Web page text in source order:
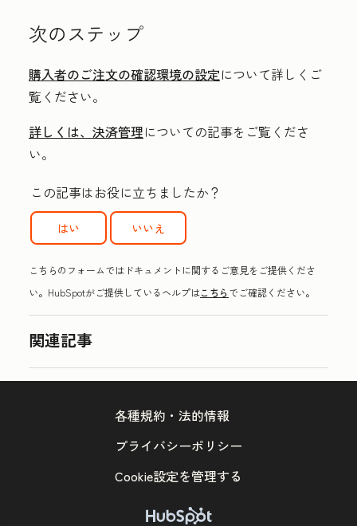
次のステップ
購入者のご注文の確認環境の設定について詳しくご
覧ください。
詳しくは、決済管理についての記事をご覧くださ
い。
この記事はお役に立ちましたか？
はい いいえ
こちらのフォームではドキュメントに関するご意見をご提供くださ
い。HubSpotがご提供しているヘルプはこちらでご確認ください。
関連記事
各種規約・法的情報
プライバシーポリシー
Cookie設定を管理する